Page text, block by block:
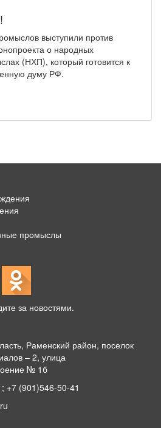
выступили против
о народных
(НХП), который готовится к
думу РФ.
промыслы
за новостями.
Раменский район, поселок
– 2, улица
№ 1б
+7 (901)546-50-41